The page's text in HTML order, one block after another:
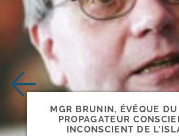
MGR BRUNIN, ÉVÊQUE DU
PROPAGATEUR
INCONSCIENT DE